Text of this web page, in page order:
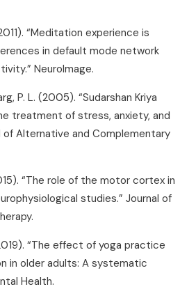
“Meditation experience is
in default mode network
NeuroImage.
P. L. (2005). “Sudarshan Kriya
treatment of stress, anxiety, and
of Alternative and Complementary
“The role of the motor cortex in
studies.” Journal of
“The effect of yoga practice
in older adults: A systematic
Health.